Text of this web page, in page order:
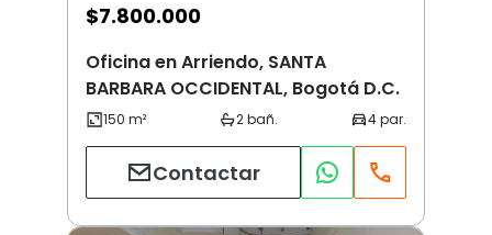
$7.800.000
Oficina en Arriendo, SANTA
BARBARA OCCIDENTAL, Bogotá D.C.
Contactar